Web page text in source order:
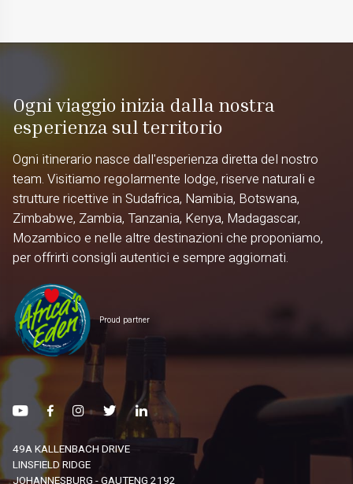
Ogni viaggio inizia dalla nostra
esperienza sul territorio
Ogni itinerario nasce dall'esperienza diretta del nostro
team. Visitiamo regolarmente lodge, riserve naturali e
strutture ricettive in Sudafrica, Namibia, Botswana,
Zimbabwe, Zambia, Tanzania, Kenya, Madagascar,
Mozambico e nelle altre destinazioni che proponiamo,
per offrirti consigli autentici e sempre aggiornati.
Proud partner
49A KALLENBACH DRIVE
LINSFIELD RIDGE
JOHANNESBURG - GAUTENG 2192